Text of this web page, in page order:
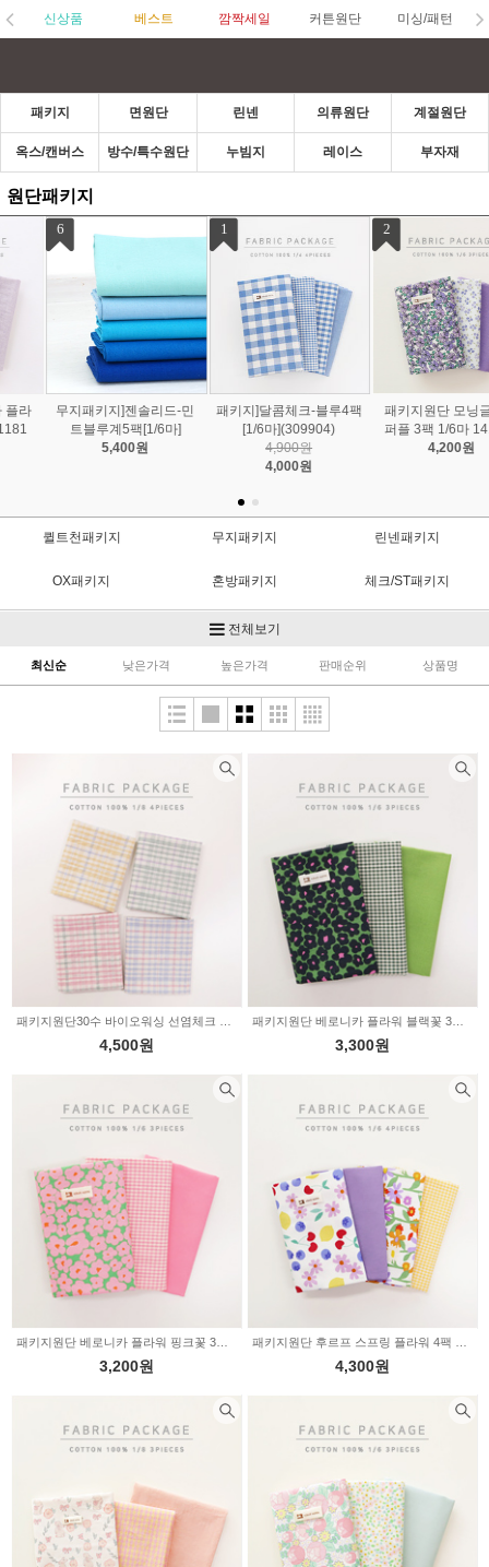
신상품 베스트 깜짝세일 커튼원단 미싱/패턴
패키지 면원단 린넨 의류원단 계절원단
옥스/캔버스 방수/특수원단 누빔지 레이스 부자재
원단패키지
패키지]달콤체크-블루4팩
[1/6마](309904)
4,900원
패키지원단 모닝글로리
퍼플 3팩 1/6마 141932
4,200원
패키지원단 전통문양 블
루 3팩 1/6마 2234937
4,100원
퀼트천패키지 무지패키지 린넨패키지
OX패키지 혼방패키지 체크/ST패키지
도트패키지
다이마루패키지
전체보기
최신순 낮은가격 높은가격 판매순위 상품명
4,500원 3,300원
3,200원 4,300원